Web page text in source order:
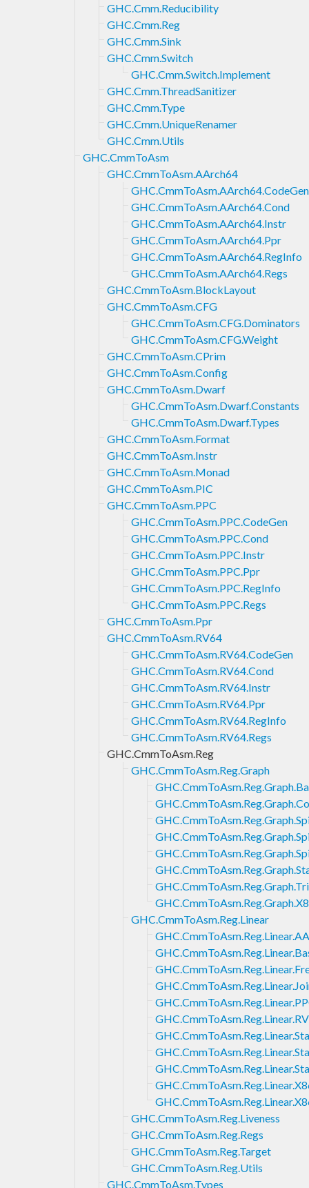
GHC.Cmm.Reducibility
GHC.Cmm.Reg
GHC.Cmm.Sink
GHC.Cmm.Switch
GHC.Cmm.Switch.Implement
GHC.Cmm.ThreadSanitizer
GHC.Cmm.Type
GHC.Cmm.UniqueRenamer
GHC.Cmm.Utils
GHC.CmmToAsm
GHC.CmmToAsm.AArch64
GHC.CmmToAsm.AArch64.CodeGen
GHC.CmmToAsm.AArch64.Cond
GHC.CmmToAsm.AArch64.Instr
GHC.CmmToAsm.AArch64.Ppr
GHC.CmmToAsm.AArch64.RegInfo
GHC.CmmToAsm.AArch64.Regs
GHC.CmmToAsm.BlockLayout
GHC.CmmToAsm.CFG
GHC.CmmToAsm.CFG.Dominators
GHC.CmmToAsm.CFG.Weight
GHC.CmmToAsm.CPrim
GHC.CmmToAsm.Config
GHC.CmmToAsm.Dwarf
GHC.CmmToAsm.Dwarf.Constants
GHC.CmmToAsm.Dwarf.Types
GHC.CmmToAsm.Format
GHC.CmmToAsm.Instr
GHC.CmmToAsm.Monad
GHC.CmmToAsm.PIC
GHC.CmmToAsm.PPC
GHC.CmmToAsm.PPC.CodeGen
GHC.CmmToAsm.PPC.Cond
GHC.CmmToAsm.PPC.Instr
GHC.CmmToAsm.PPC.Ppr
GHC.CmmToAsm.PPC.RegInfo
GHC.CmmToAsm.PPC.Regs
GHC.CmmToAsm.Ppr
GHC.CmmToAsm.RV64
GHC.CmmToAsm.RV64.CodeGen
GHC.CmmToAsm.RV64.Cond
GHC.CmmToAsm.RV64.Instr
GHC.CmmToAsm.RV64.Ppr
GHC.CmmToAsm.RV64.RegInfo
GHC.CmmToAsm.RV64.Regs
GHC.CmmToAsm.Reg
GHC.CmmToAsm.Reg.Graph
GHC.CmmToAsm.Reg.Linear
GHC.CmmToAsm.Reg.Liveness
GHC.CmmToAsm.Reg.Regs
GHC.CmmToAsm.Reg.Target
GHC.CmmToAsm.Reg.Utils
GHC.CmmToAsm.Types